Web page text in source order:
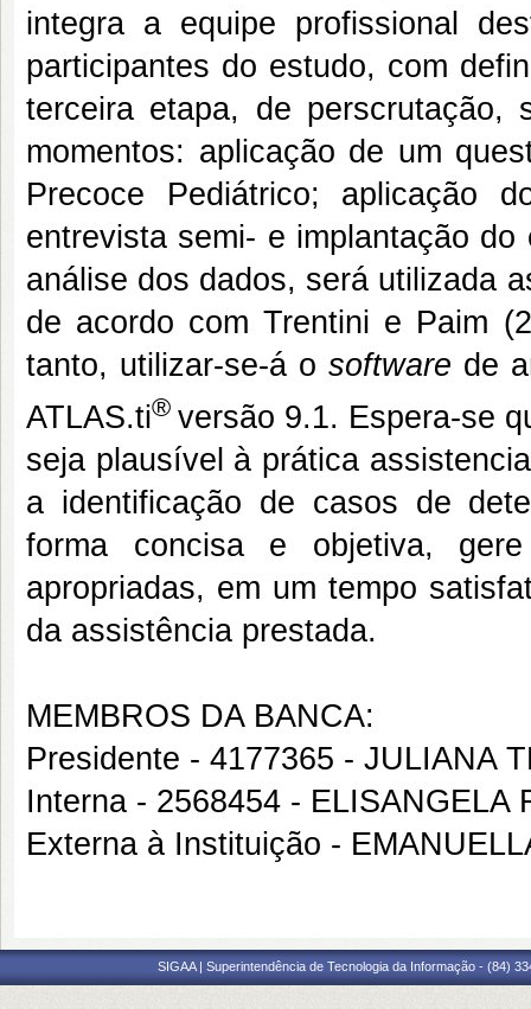
integra a equipe profissional
participantes do estudo, com
terceira etapa, de
momentos: aplicação de um
Precoce Pediátrico; aplicação
entrevista semi- e implantação
análise dos dados, será utilizada
de acordo com Trentini e Paim
tanto, utilizar-se-á o software de
ATLAS.ti®versão 9.1. Espera-se
seja plausível à prática
a identificação de casos de
forma concisa e objetiva,
apropriadas, em um tempo
da assistência prestada.
MEMBROS DA BANCA:
Presidente - 4177365 - JULIANA
Interna - 2568454 - ELISANGELA
Externa à Instituição -
SIGAA | Superintendência de Tecnologia da Informação - (84)